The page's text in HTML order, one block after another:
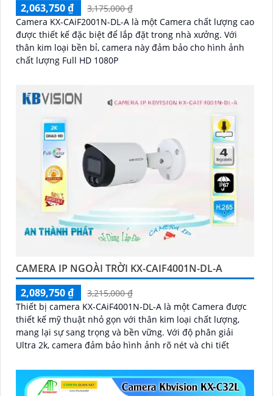
2,063,750 ₫
3,175,000 ₫
Camera KX-CAiF2001N-DL-A là một Camera chất lượng cao
được thiết kế đặc biệt để lắp đặt trong nhà xưởng. Với
thân kim loại bền bỉ, camera này đảm bảo cho hình ảnh
chất lượng Full HD 1080P
CAMERA IP NGOÀI TRỜI KX-CAIF4001N-DL-A
2,089,750 ₫
3,215,000 ₫
Thiết bị camera KX-CAiF4001N-DL-A là một Camera được
thiết kế mỹ thuật nhỏ gọn với thân kim loại chất lượng,
mang lại sự sang trọng và bền vững. Với độ phân giải
Ultra 2k, camera đảm bảo hình ảnh rõ nét và chi tiết